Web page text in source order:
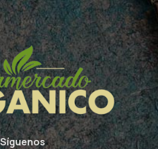
Síguenos